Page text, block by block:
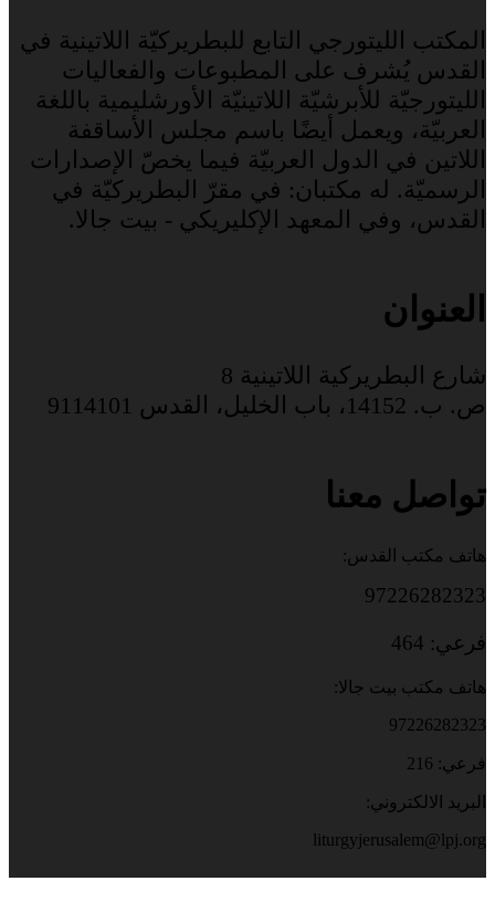
المكتب الليتورجي التابع للبطريركيّة اللاتينية في
القدس يُشرف على المطبوعات والفعاليات
الليتورجيّة للأبرشيّة اللاتينيّة الأورشليمية باللغة
العربيّة، ويعمل أيضًا باسم مجلس الأساقفة
اللاتين في الدول العربيّة فيما يخصّ الإصدارات
الرسميّة. له مكتبان: في مقرّ البطريركيّة في
القدس، وفي المعهد الإكليريكي - بيت جالا.
العنوان
شارع البطريركية اللاتينية 8
ص. ب. 14152، باب الخليل، القدس 9114101
تواصل معنا
هاتف مكتب القدس:
97226282323
فرعي: 464
هاتف مكتب بيت جالا:
97226282323
فرعي: 216
البريد الالكتروني:
liturgyjerusalem@lpj.org